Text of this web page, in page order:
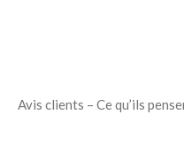
Avis clients – Ce qu’ils